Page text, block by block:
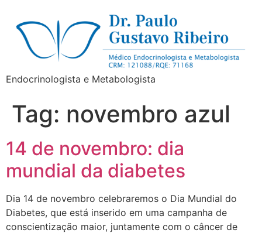
Endocrinologista e Metabologista
Tag: novembro azul
14 de novembro: dia
mundial da diabetes
Dia 14 de novembro celebraremos o Dia Mundial do
Diabetes, que está inserido em uma campanha de
conscientização maior, juntamente com o câncer de